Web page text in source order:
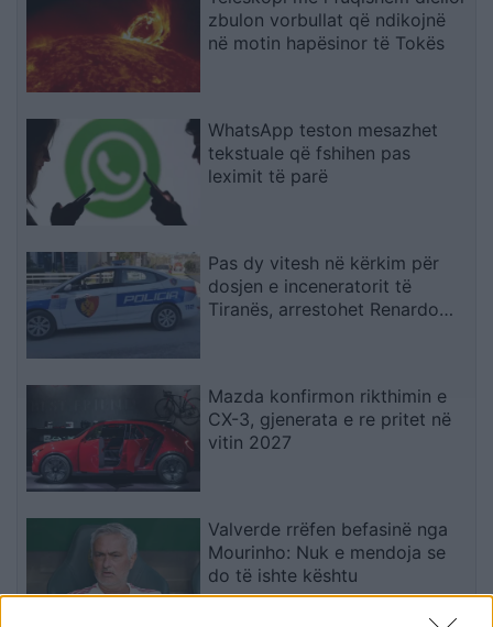
zbulon vorbullat që ndikojnë
në motin hapësinor të Tokës
WhatsApp teston mesazhet
tekstuale që fshihen pas
leximit të parë
Pas dy vitesh në kërkim për
dosjen e inceneratorit të
Tiranës, arrestohet Renardo
Mazda konfirmon rikthimin e
CX-3, gjenerata e re pritet në
vitin 2027
Valverde rrëfen befasinë nga
Mourinho: Nuk e mendoja se
do të ishte kështu